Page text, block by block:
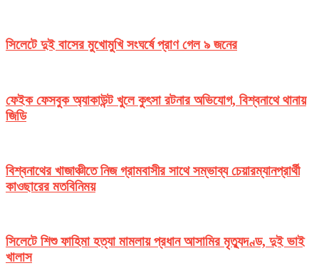
সিলেটে দুই বাসের মুখোমুখি সংঘর্ষে প্রাণ গেল ৯ জনের
ফেইক ফেসবুক অ্যাকাউন্ট খুলে কুৎসা রটনার অভিযোগ, বিশ্বনাথে থানায়
জিডি
বিশ্বনাথের খাজাঞ্চীতে নিজ গ্রামবাসীর সাথে সম্ভাব্য চেয়ারম্যানপ্রার্থী
কাওছারের মতবিনিময়
সিলেটে শিশু ফাহিমা হত্যা মামলায় প্রধান আসামির মৃত্যুদণ্ড, দুই ভাই
খালাস